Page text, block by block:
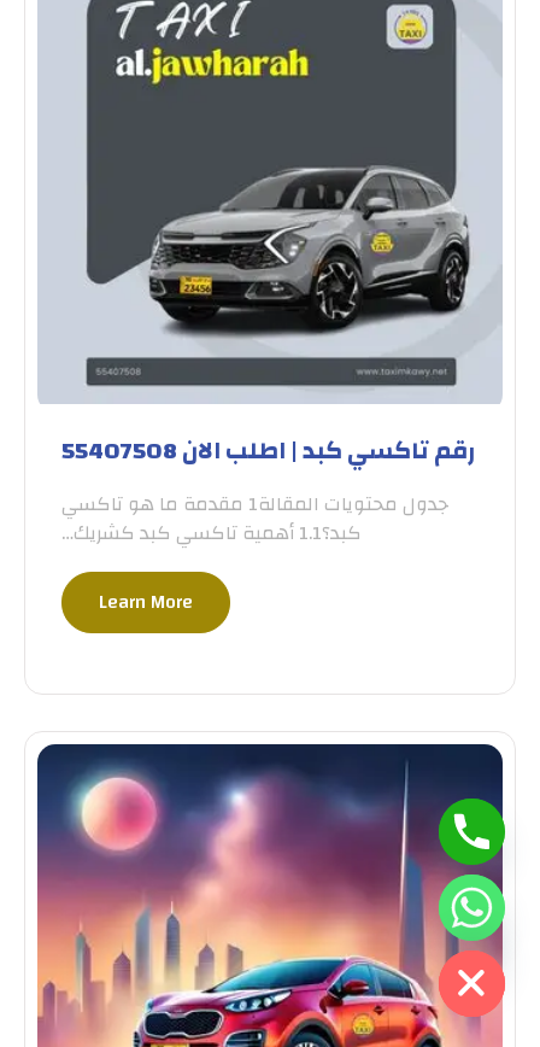
رقم تاكسي كبد | اطلب الان 55407508
جدول محتويات المقالة1 مقدمة ما هو تاكسي
كبد؟1.1 أهمية تاكسي كبد كشريك…
Learn More
Hide